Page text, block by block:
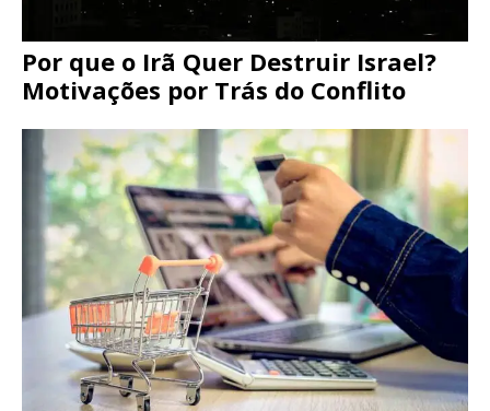
Por que o Irã Quer Destruir Israel?
Motivações por Trás do Conflito